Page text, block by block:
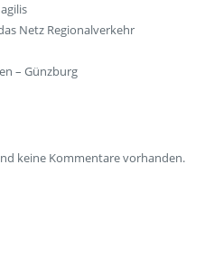
Netz Regionalverkehr
– Günzburg
keine Kommentare vorhanden.